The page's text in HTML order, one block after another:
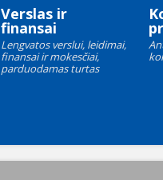
Verslas ir
finansai
Lengvatos verslui, leidimai,
finansai ir mokesčiai,
parduodamas turtas